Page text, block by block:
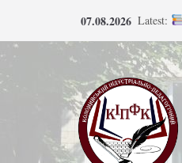
вмісту
07.08.2026 Latest: